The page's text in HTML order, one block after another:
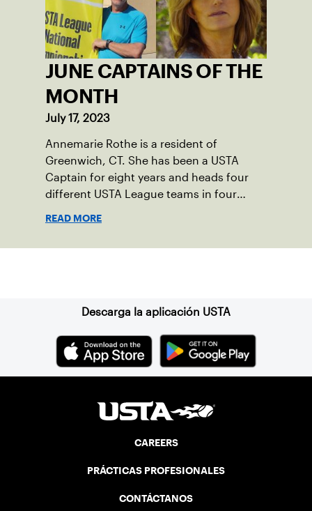
state’s Player of the Year.
JUNE CAPTAINS OF THE
MONTH
July 17, 2023
Annemarie Rothe is a resident of
Greenwich, CT. She has been a USTA
Captain for eight years and heads four
different USTA League teams in four
READ MORE
Descarga la aplicación USTA
CAREERS
PRÁCTICAS PROFESIONALES
CONTÁCTANOS